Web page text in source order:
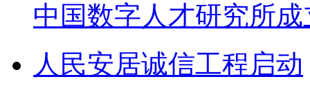
中国数字人才研究所
人民安居诚信工程启动